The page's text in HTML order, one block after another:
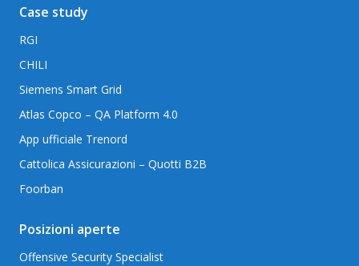
Case study
RGI
CHILI
Siemens Smart Grid
Atlas Copco – QA Platform 4.0
App ufficiale Trenord
Cattolica Assicurazioni – Quotti B2B
Foorban
Posizioni aperte
Offensive Security Specialist